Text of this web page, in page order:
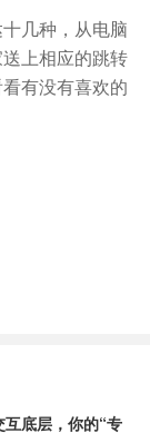
几种，从电脑
上相应的跳转
有没有喜欢的
底层，你的“专